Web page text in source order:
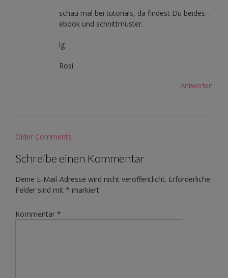
schau mal bei tutorials, da findest Du beides –
ebook und schnittmuster.
lg
Rosi
Antworten
Comment
navigation
Older Comments
Schreibe einen Kommentar
Deine E-Mail-Adresse wird nicht veröffentlicht. Erforderliche
Felder sind mit * markiert
Kommentar *